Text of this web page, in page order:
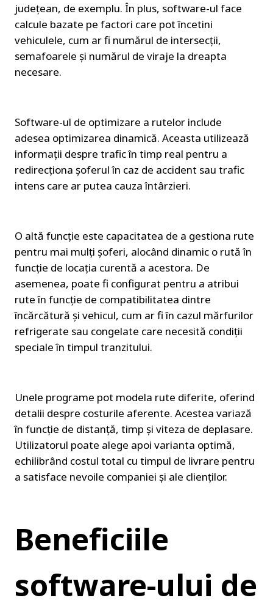
județean, de exemplu. În plus, software-ul face
calcule bazate pe factori care pot încetini
vehiculele, cum ar fi numărul de intersecții,
semafoarele și numărul de viraje la dreapta
necesare.
Software-ul de optimizare a rutelor include
adesea optimizarea dinamică. Aceasta utilizează
informații despre trafic în timp real pentru a
redirecționa șoferul în caz de accident sau trafic
intens care ar putea cauza întârzieri.
O altă funcție este capacitatea de a gestiona rute
pentru mai mulți șoferi, alocând dinamic o rută în
funcție de locația curentă a acestora. De
asemenea, poate fi configurat pentru a atribui
rute în funcție de compatibilitatea dintre
încărcătură și vehicul, cum ar fi în cazul mărfurilor
refrigerate sau congelate care necesită condiții
speciale în timpul tranzitului.
Unele programe pot modela rute diferite, oferind
detalii despre costurile aferente. Acestea variază
în funcție de distanță, timp și viteza de deplasare.
Utilizatorul poate alege apoi varianta optimă,
echilibrând costul total cu timpul de livrare pentru
a satisface nevoile companiei și ale clienților.
Beneficiile
software-ului de